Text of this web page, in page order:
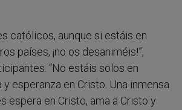
católicos, aunque si estáis en
países, ¡no os desaniméis!”,
“No estáis solos en
esperanza en Cristo. Una inmensa
espera en Cristo, ama a Cristo y